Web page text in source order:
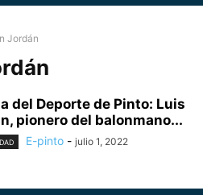
Jordán
del Deporte de Pinto: Luis
pionero del balonmano...
E-pinto - julio 1, 2022